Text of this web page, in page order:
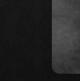
ชลประทานเชียงใหม่
ฟาดลุคใหม่! “แบม